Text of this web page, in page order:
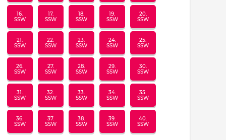
16.
SSW
17.
SSW
18.
SSW
19.
SSW
20.
SSW
21.
SSW
22.
SSW
23.
SSW
24.
SSW
25.
SSW
26.
SSW
27.
SSW
28.
SSW
29.
SSW
30.
SSW
31.
SSW
32.
SSW
33.
SSW
34.
SSW
35.
SSW
36.
SSW
37.
SSW
38.
SSW
39.
SSW
40.
SSW